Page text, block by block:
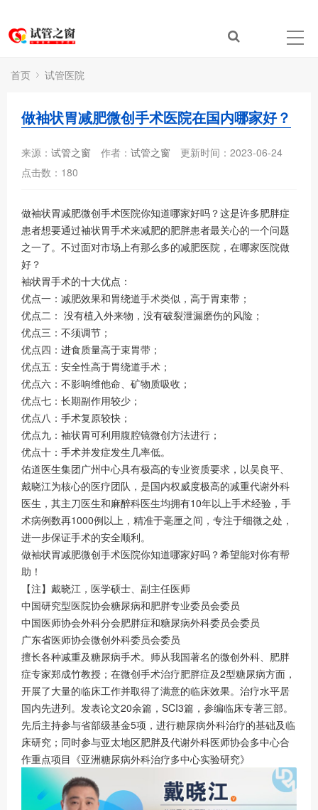
首页 试管医院
做袖状胃减肥微创手术医院在国内哪家好？
来源： 试管之窗 作者： 试管之窗
更新时间：2023-06-24
点击数： 180
做袖状胃减肥微创手术医院你知道哪家好吗？这是许多肥胖症
患者想要通过袖状胃手术来减肥的肥胖患者最关心的一个问题
之一了。不过面对市场上有那么多的减肥医院，在哪家医院做
好？
袖状胃手术的十大优点：
优点一：减肥效果和胃绕道手术类似，高于胃束带；
优点二： 没有植入外来物，没有破裂泄漏磨伤的风险；
优点三：不须调节；
优点四：进食质量高于束胃带；
优点五：安全性高于胃绕道手术；
优点六：不影响维他命、矿物质吸收；
优点七：长期副作用较少；
优点八：手术复原较快；
优点九：袖状胃可利用腹腔镜微创方法进行；
优点十：手术并发症发生几率低。
佑道医生集团广州中心具有极高的专业资质要求，以吴良平、
戴晓江为核心的医疗团队，是国内权威度极高的减重代谢外科
医生，其主刀医生和麻醉科医生均拥有10年以上手术经验，手
术病例数再1000例以上，精准于毫厘之间，专注于细微之处，
进一步保证手术的安全顺利。
做袖状胃减肥微创手术医院你知道哪家好吗？希望能对你有帮
助！
【注】戴晓江，医学硕士、副主任医师
中国研究型医院协会糖尿病和肥胖专业委员会委员
中国医师协会外科分会肥胖症和糖尿病外科委员会委员
广东省医师协会微创外科委员会委员
擅长各种减重及糖尿病手术。师从我国著名的微创外科、肥胖
症专家郑成竹教授；在微创手术治疗肥胖症及2型糖尿病方面，
开展了大量的临床工作并取得了满意的临床效果。治疗水平居
国内先进列。发表论文20余篇，SCI3篇，参编临床专著三部。
先后主持参与省部级基金5项，进行糖尿病外科治疗的基础及临
床研究；同时参与亚太地区肥胖及代谢外科医师协会多中心合
作重点项目《亚洲糖尿病外科治疗多中心实验研究》